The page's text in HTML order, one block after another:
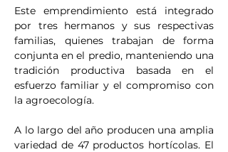
Este emprendimiento está integrado
por tres hermanos y sus respectivas
familias, quienes trabajan de forma
conjunta en el predio, manteniendo una
tradición productiva basada en el
esfuerzo familiar y el compromiso con
la agroecología.
A lo largo del año producen una amplia
variedad de 47 productos hortícolas. El